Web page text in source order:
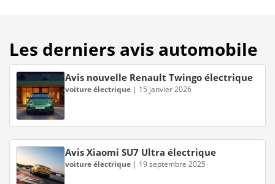
Les derniers avis automobile
Avis nouvelle Renault Twingo électrique
voiture électrique | 15 janvier 2026
Avis Xiaomi SU7 Ultra électrique
voiture électrique | 19 septembre 2025